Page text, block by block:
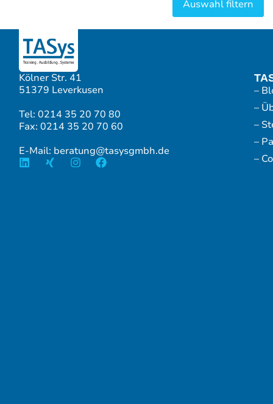
Kölner Str. 41
51379 Leverkusen
Tel: 0214 35 20 70 80
Fax: 0214 35 20 70 60
E-Mail: beratung@tasysgmbh.de
–
–
–
–
–